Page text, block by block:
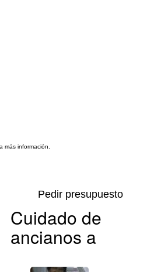
más información.
Pedir presupuesto
Cuidado de
ancianos a